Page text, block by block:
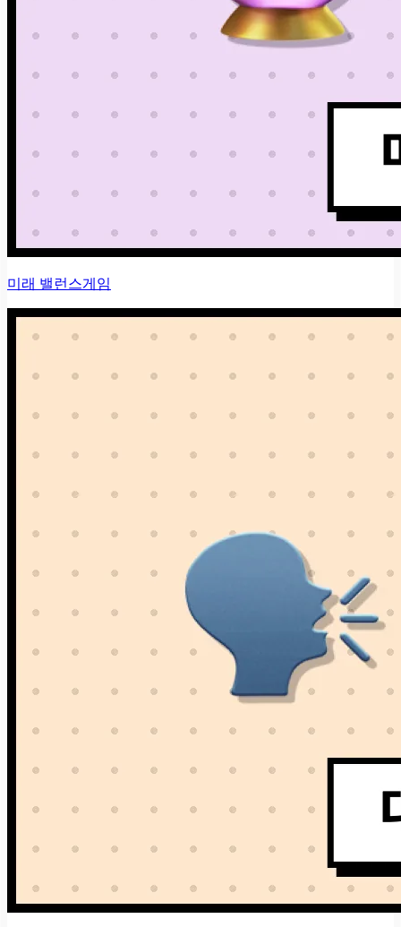
미래 밸런스게임